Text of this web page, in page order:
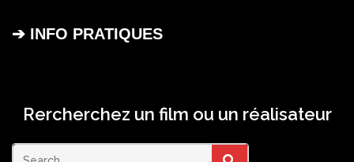
➔ INFO PRATIQUES
Rercherchez un film ou un réalisateur